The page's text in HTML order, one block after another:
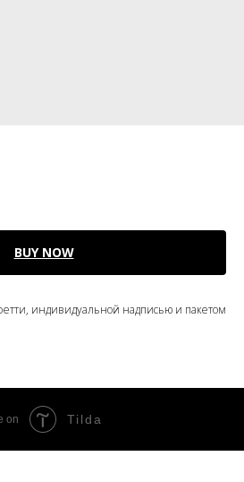
BUY NOW
индивидуальной надписью и пакетом
on Tilda